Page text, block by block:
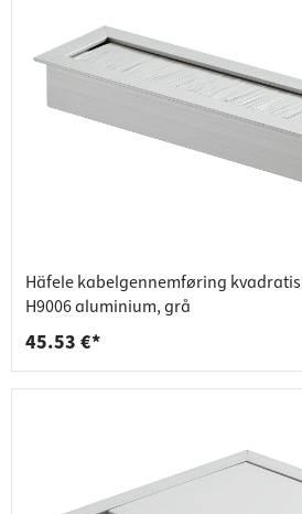
Häfele kabelgennemføring
H9006 aluminium, grå
45.53 €*